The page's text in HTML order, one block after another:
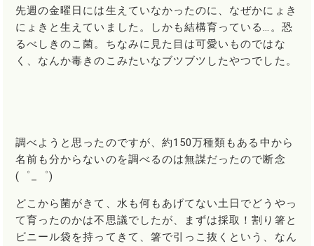
先週の金曜日には生えていなかったのに、なぜかにょき
にょきと生えていました。しかも結構育っている…。恐
るべしきのこ菌。ちなみに見た目は可愛いものではな
く、なんか毒きのこみたいなブツブツしたやつでした。
調べようと思ったのですが、約150万種類もある中から
名前も分からないのを調べるのは無謀だったので断念
(゜_゜)
どこから菌がきて、水も何もあげてない土日でどうやっ
て育ったのかは不思議でしたが、まずは採取！割り箸と
ビニール袋を持ってきて、箸で引っこ抜くという、なん